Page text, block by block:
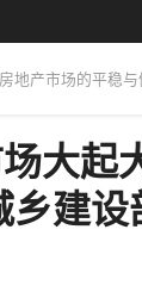
地产市场的平稳
大起
建